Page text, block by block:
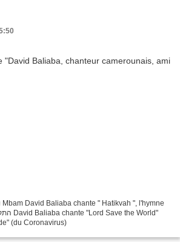
David Baliaba chante " Hatikvah ", l'hymne
(du Coronavirus)